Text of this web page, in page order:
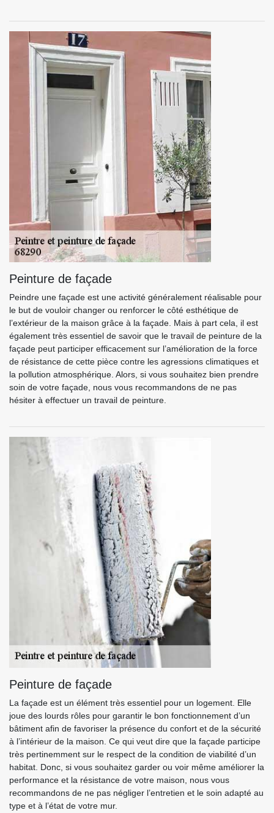
Peinture de façade
Peindre une façade est une activité généralement réalisable pour
le but de vouloir changer ou renforcer le côté esthétique de
l’extérieur de la maison grâce à la façade. Mais à part cela, il est
également très essentiel de savoir que le travail de peinture de la
façade peut participer efficacement sur l’amélioration de la force
de résistance de cette pièce contre les agressions climatiques et
la pollution atmosphérique. Alors, si vous souhaitez bien prendre
soin de votre façade, nous vous recommandons de ne pas
hésiter à effectuer un travail de peinture.
Peinture de façade
La façade est un élément très essentiel pour un logement. Elle
joue des lourds rôles pour garantir le bon fonctionnement d’un
bâtiment afin de favoriser la présence du confort et de la sécurité
à l’intérieur de la maison. Ce qui veut dire que la façade participe
très pertinemment sur le respect de la condition de viabilité d’un
habitat. Donc, si vous souhaitez garder ou voir même améliorer la
performance et la résistance de votre maison, nous vous
recommandons de ne pas négliger l’entretien et le soin adapté au
type et à l’état de votre mur.